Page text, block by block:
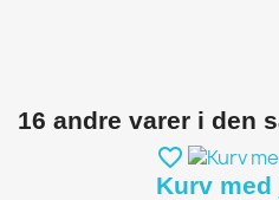
16 andre varer i den
favorite_border
Kurv